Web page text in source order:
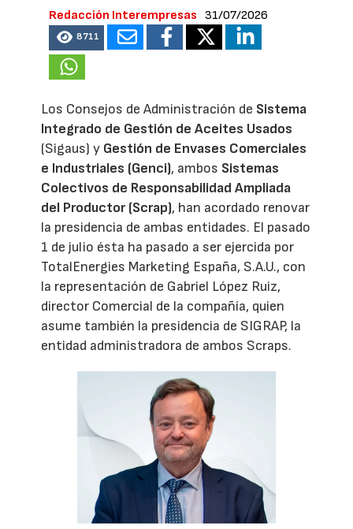
Redacción Interempresas 31/07/2026
8711
Los Consejos de Administración de Sistema
Integrado de Gestión de Aceites Usados
(Sigaus) y Gestión de Envases Comerciales
e Industriales (Genci), ambos Sistemas
Colectivos de Responsabilidad Ampliada
del Productor (Scrap), han acordado renovar
la presidencia de ambas entidades. El pasado
1 de julio ésta ha pasado a ser ejercida por
TotalEnergies Marketing España, S.A.U., con
la representación de Gabriel López Ruiz,
director Comercial de la compañía, quien
asume también la presidencia de SIGRAP, la
entidad administradora de ambos Scraps.